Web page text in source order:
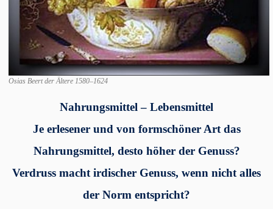
Osias Beert der Ältere 1580–1624
Nahrungsmittel – Lebensmittel
Je erlesener und von formschöner Art das
Nahrungsmittel, desto höher der Genuss?
Verdruss macht irdischer Genuss, wenn nicht alles
der Norm entspricht?